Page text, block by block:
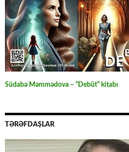
Südabə Məmmədova – “Debüt” kitabı
TƏRƏFDAŞLAR